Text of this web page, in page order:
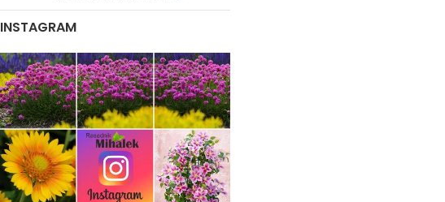
INSTAGRAM